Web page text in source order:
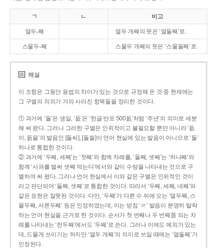
ㄱ ㄴ 비고
열두-째 열두 개째의 뜻은 ‘열둘째’로.
스물두-째 스물두 개째의 뜻은 ‘스물둘째’로.
해설
이 조항은 그동안 용법의 차이가 있는 것으로 규정해 온 것 중 현재에는
그 구별의 의의가 거의 사라진 항목들을 정리한 것이다.
① 과거에 ‘돌’은 생일, ‘돐’은 ‘한글 반포 500돐’처럼 ‘주년’의 의미로 세분
해 써 왔다. 그러나 그러한 구별은 인위적이고 불필요할 뿐만 아니라 ‘돐
이, 돐을’의 발음인 [돌씨], [돌쓸]이 언어 현실에 있는 발음이 아니므로 ‘돌’
하나로 통합한 것이다.
② 과거에 ‘두째, 세째’는 ‘첫째’와 함께 차례를, ‘둘째, 셋째’는 ‘하나째’와
함께 ‘사과를 벌써 셋째 먹는다’에서와 같이 수량을 나타내는 것으로 구
별하여 써 왔다. 그러나 언어 현실에서 이와 같은 구별은 인위적인 것이
라고 판단되어 ‘둘째, 셋째’로 통합한 것이다. 따라서 ‘두째, 세째, 네째’와
같은 표현은 잘못된 것이다. 다만, ‘두째’가 다른 수 뒤에 오는 ‘열두째, 스
물두째, 서른두째’ 등은 인정하였는데, 이는 받침 ‘ㄹ’ 발음이 분명히 탈락
하는 언어 현실을 근거로 한 것이다. 순서가 첫 번째나 두 번째쯤 되는 차
례를 나타내는 ‘한두째’에서도 ‘두째’로 쓴다. 그러나 이에도 예외가 있는
데, 드물게 쓰이기는 하지만 ‘열두 개째’의 의미로 쓰일 때에는 ‘열둘째’가
인정된다.